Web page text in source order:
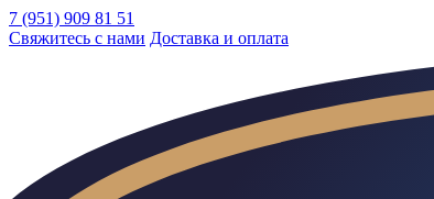
7 (951) 909 81 51
Свяжитесь с нами Доставка и оплата